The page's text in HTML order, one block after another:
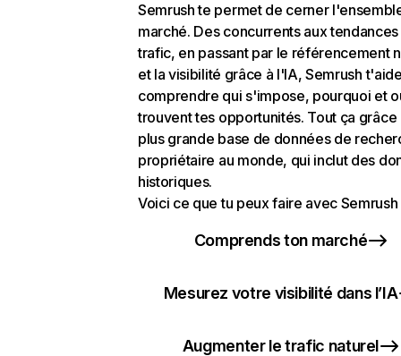
Semrush te permet de cerner
marché. Des concurrents aux
trafic, en passant par le référencement
et la visibilité grâce à l'IA, Semrush
comprendre qui s'impose, pourquoi et
trouvent tes opportunités. Tout ça grâce
plus grande base de données de
propriétaire au monde, qui inclut des
historiques.
Voici ce que tu peux faire avec Semrush
Comprends ton marché
Mesurez votre visibilité dans l’IA
Augmenter le trafic naturel